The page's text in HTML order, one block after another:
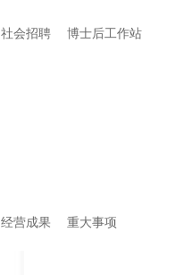
社会招聘
博士后工作站
经营成果 重大事项